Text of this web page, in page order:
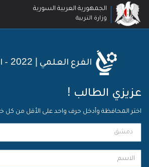
الجمهورية العربية السورية
وزارة التربية
الفرع العلمي -
عزيزي الطالب !
اختر المحافظة وأدخل حرف واحد على الأقل من كل